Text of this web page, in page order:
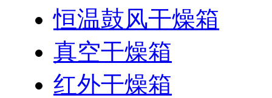
恒温鼓风干燥箱
真空干燥箱
红外干燥箱